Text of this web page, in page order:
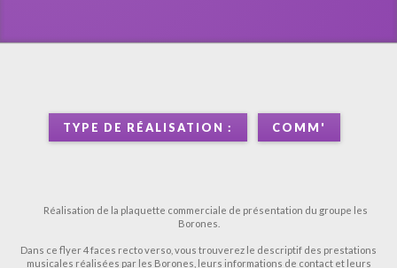
TYPE DE RÉALISATION : COMM'
Réalisation de la plaquette commerciale de présentation du groupe les
Borones.
Dans ce flyer 4 faces recto verso, vous trouverez le descriptif des prestations
musicales réalisées par les Borones, leurs informations de contact et leurs